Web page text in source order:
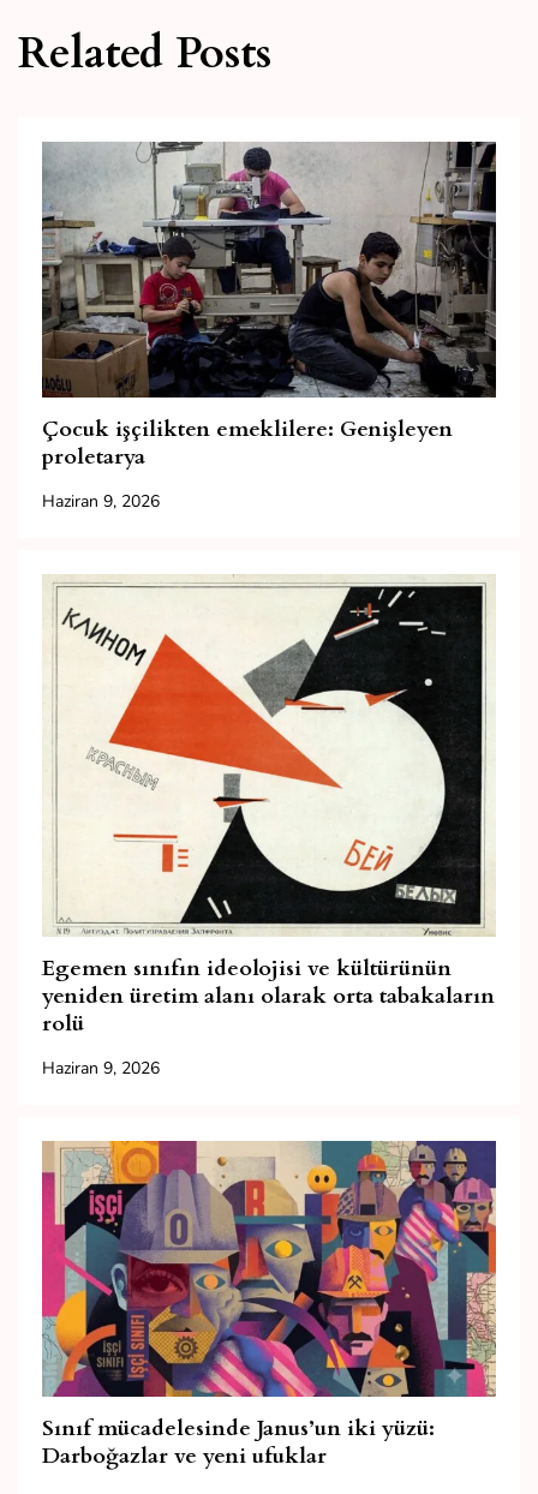
Related Posts
Çocuk işçilikten emeklilere: Genişleyen
proletarya
Haziran 9, 2026
Egemen sınıfın ideolojisi ve kültürünün
yeniden üretim alanı olarak orta tabakaların
rolü
Haziran 9, 2026
Sınıf mücadelesinde Janus’un iki yüzü:
Darboğazlar ve yeni ufuklar